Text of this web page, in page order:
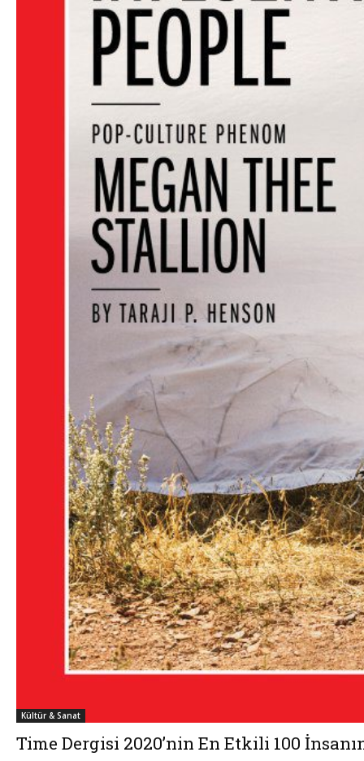
Kültür & Sanat
Time Dergisi 2020’nin En Etkili 100